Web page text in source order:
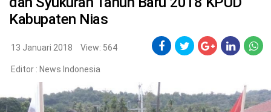
Nasional
Peristiwa
Korupsi
Kabupaten Nias
13 Januari 2018 View: 564
Editor : News Indonesia